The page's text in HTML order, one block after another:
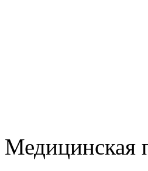
Медицинская